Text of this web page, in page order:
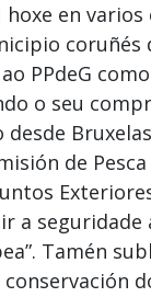
en varios
coruñés
PPdeG
o seu
de Pesca
a
Tamén